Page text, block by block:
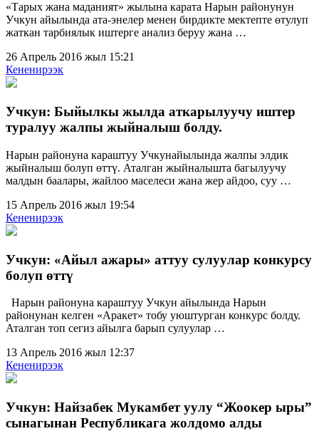
«Тарых жана маданият» жылына карата Нарын районунун
Учкун айылында ата-энелер менен бирдикте мектепте өтулуп
жаткан тарбиялык иштерге анализ беруу жана …
26 Апрель 2016 жыл 15:21
Кененирээк
Учкун: Быйылкы жылда аткарылуучу иштер
туралуу жалпы жыйналыш болду.
Нарын районуна караштуу Учкунайылында жалпы элдик
жыйналыш болуп өттү. Аталган жыйналышта багылуучу
малдын баалары, жайлоо маселеси жана жер айдоо, суу …
15 Апрель 2016 жыл 19:54
Кененирээк
Учкун: «Айыл ажары» аттуу сулуулар конкурсу
болуп өттү
Нарын районуна караштуу Учкун айылында Нарын
районунан келген «Аракет» тобу уюштурган конкурс болду.
Аталган топ сегиз айылга барып сулуулар …
13 Апрель 2016 жыл 12:37
Кененирээк
Учкун: Найзабек Мукамбет уулу “Жоокер ыры”
сынагынан Республикага жолдомо алды